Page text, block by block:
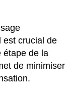
est crucial de
étape de la
de minimiser